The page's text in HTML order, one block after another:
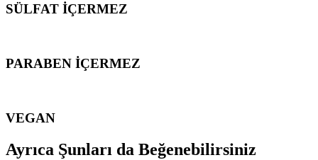
SÜLFAT İÇERMEZ
PARABEN İÇERMEZ
VEGAN
Ayrıca Şunları da Beğenebilirsiniz